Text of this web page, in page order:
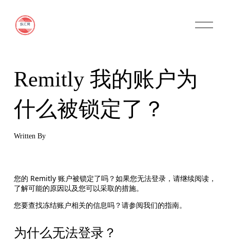
O
p
Remitly 我的账户为
什么被锁定了？
Written By
您的 Remitly 账户被锁定了吗？如果您无法登录，请继续阅读，
了解可能的原因以及您可以采取的措施。
您要查找冻结账户相关的信息吗？请参阅我们的指南。
为什么无法登录？